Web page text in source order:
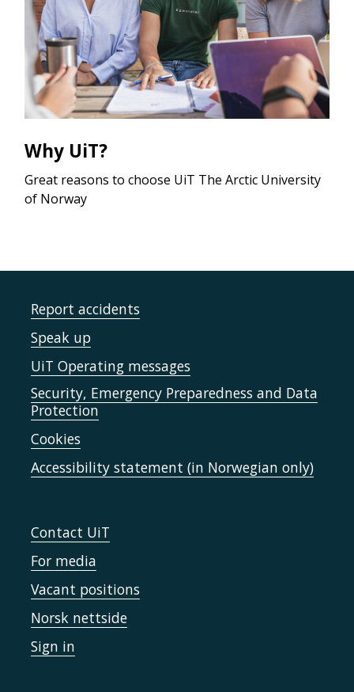
Why UiT?
Great reasons to choose UiT The Arctic University
of Norway
Report accidents
Speak up
UiT Operating messages
Security, Emergency Preparedness and Data
Protection
Cookies
Accessibility statement (in Norwegian only)
Contact UiT
For media
Vacant positions
Norsk nettside
Sign in